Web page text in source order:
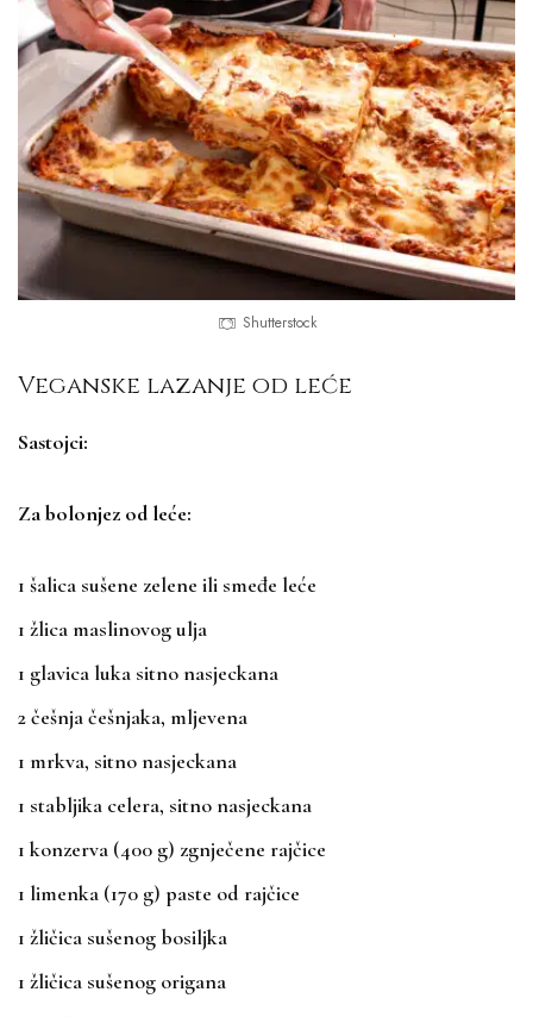
Shutterstock
Veganske lazanje od leće
Sastojci:
Za bolonjez od leće:
1 šalica sušene zelene ili smeđe leće
1 žlica maslinovog ulja
1 glavica luka sitno nasjeckana
2 češnja češnjaka, mljevena
1 mrkva, sitno nasjeckana
1 stabljika celera, sitno nasjeckana
1 konzerva (400 g) zgnječene rajčice
1 limenka (170 g) paste od rajčice
1 žličica sušenog bosiljka
1 žličica sušenog origana